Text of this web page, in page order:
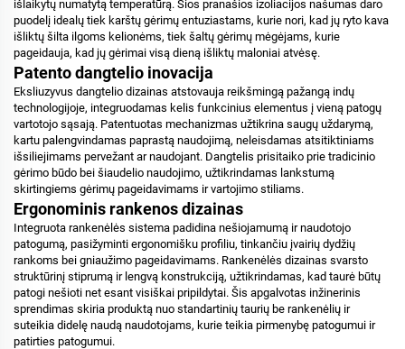
išlaikytų numatytą temperatūrą. Šios pranašios izoliacijos našumas daro
puodelį idealų tiek karštų gėrimų entuziastams, kurie nori, kad jų ryto kava
išliktų šilta ilgoms kelionėms, tiek šaltų gėrimų mėgėjams, kurie
pageidauja, kad jų gėrimai visą dieną išliktų maloniai atvėsę.
Patento dangtelio inovacija
Eksliuzyvus dangtelio dizainas atstovauja reikšmingą pažangą indų
technologijoje, integruodamas kelis funkcinius elementus į vieną patogų
vartotojo sąsają. Patentuotas mechanizmas užtikrina saugų uždarymą,
kartu palengvindamas paprastą naudojimą, neleisdamas atsitiktiniams
išsiliejimams pervežant ar naudojant. Dangtelis prisitaiko prie tradicinio
gėrimo būdo bei šiaudelio naudojimo, užtikrindamas lankstumą
skirtingiems gėrimų pageidavimams ir vartojimo stiliams.
Ergonominis rankenos dizainas
Integruota rankenėlės sistema padidina nešiojamumą ir naudotojo
patogumą, pasižyminti ergonomišku profiliu, tinkančiu įvairių dydžių
rankoms bei gniaužimo pageidavimams. Rankenėlės dizainas svarsto
struktūrinį stiprumą ir lengvą konstrukciją, užtikrindamas, kad taurė būtų
patogi nešioti net esant visiškai pripildytai. Šis apgalvotas inžinerinis
sprendimas skiria produktą nuo standartinių taurių be rankenėlių ir
suteikia didelę naudą naudotojams, kurie teikia pirmenybę patogumui ir
patirties patogumui.